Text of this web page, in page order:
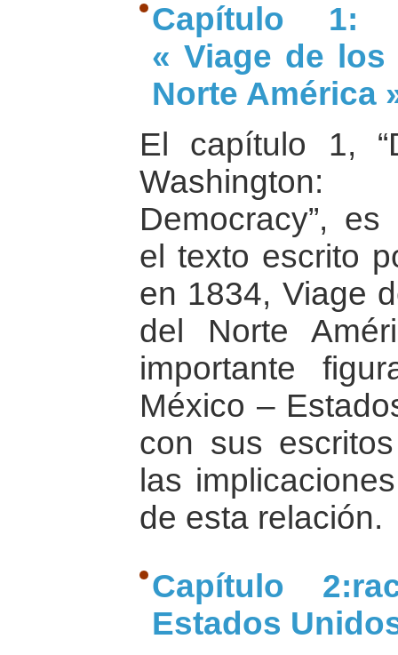
Capítulo 1:
« Viage de
Norte América
El capítulo 1,
Democracy”,
el texto escrito
en 1834, Viage
del Norte
importante
México –
con sus
las
de esta relación.
Capítulo
Estados